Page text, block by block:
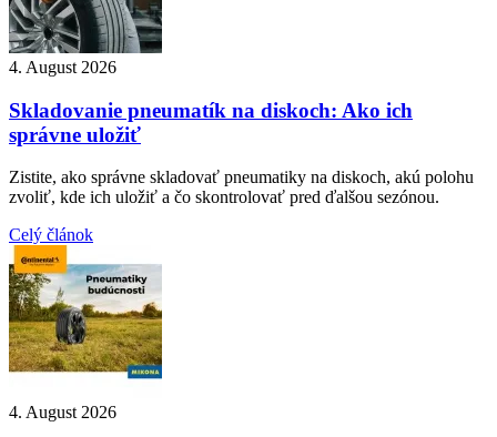
4. August 2026
Skladovanie pneumatík na diskoch: Ako ich
správne uložiť
Zistite, ako správne skladovať pneumatiky na diskoch, akú polohu
zvoliť, kde ich uložiť a čo skontrolovať pred ďalšou sezónou.
Celý článok
4. August 2026